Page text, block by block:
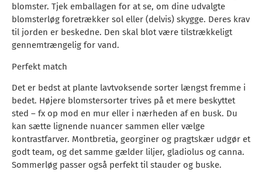
blomster. Tjek emballagen for at se, om dine udvalgte
blomsterløg foretrækker sol eller (delvis) skygge. Deres krav
til jorden er beskedne. Den skal blot være tilstrækkeligt
gennemtrængelig for vand.
Perfekt match
Det er bedst at plante lavtvoksende sorter længst fremme i
bedet. Højere blomstersorter trives på et mere beskyttet
sted – fx op mod en mur eller i nærheden af en busk. Du
kan sætte lignende nuancer sammen eller vælge
kontrastfarver. Montbretia, georginer og pragtskær udgør et
godt team, og det samme gælder liljer, gladiolus og canna.
Sommerløg passer også perfekt til stauder og buske.